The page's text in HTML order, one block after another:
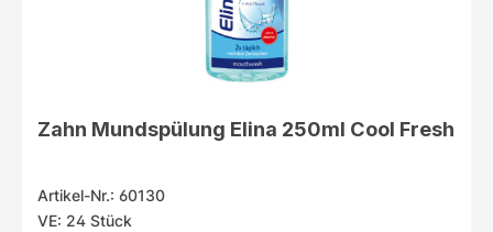
Zahn Mundspülung Elina 250ml Cool Fresh
Artikel-Nr.: 60130
VE: 24 Stück